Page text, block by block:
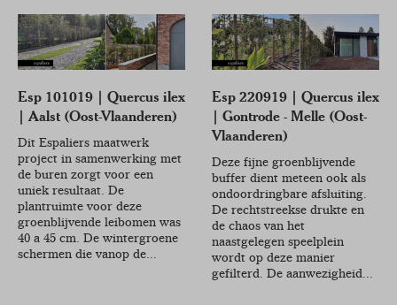
Esp 101019 | Quercus ilex
| Aalst (Oost-Vlaanderen)
Dit Espaliers maatwerk
project in samenwerking met
de buren zorgt voor een
uniek resultaat. De
plantruimte voor deze
groenblijvende leibomen was
40 a 45 cm. De wintergroene
schermen die vanop de...
Esp 220919 | Quercus ilex
| Gontrode - Melle (Oost-
Vlaanderen)
Deze fijne groenblijvende
buffer dient meteen ook als
ondoordringbare afsluiting.
De rechtstreekse drukte en
de chaos van het
naastgelegen speelplein
wordt op deze manier
gefilterd. De aanwezigheid...